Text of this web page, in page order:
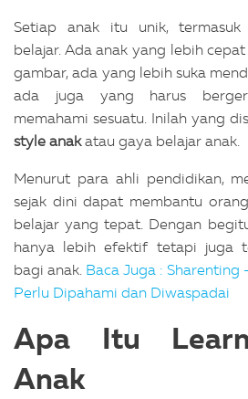
Setiap anak itu unik,
belajar. Ada anak yang lebih
gambar, ada yang lebih suka
ada juga yang harus
memahami sesuatu. Inilah yang
style anakatau gaya belajar anak.
Menurut para ahli pendidikan,
sejak dini dapat membantu
belajar yang tepat. Dengan
hanya lebih efektif tetapi juga
bagi anak. Baca Juga : Sharenting
Perlu Dipahami dan Diwaspadai
Apa Itu
Anak